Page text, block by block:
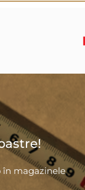
în magazinele